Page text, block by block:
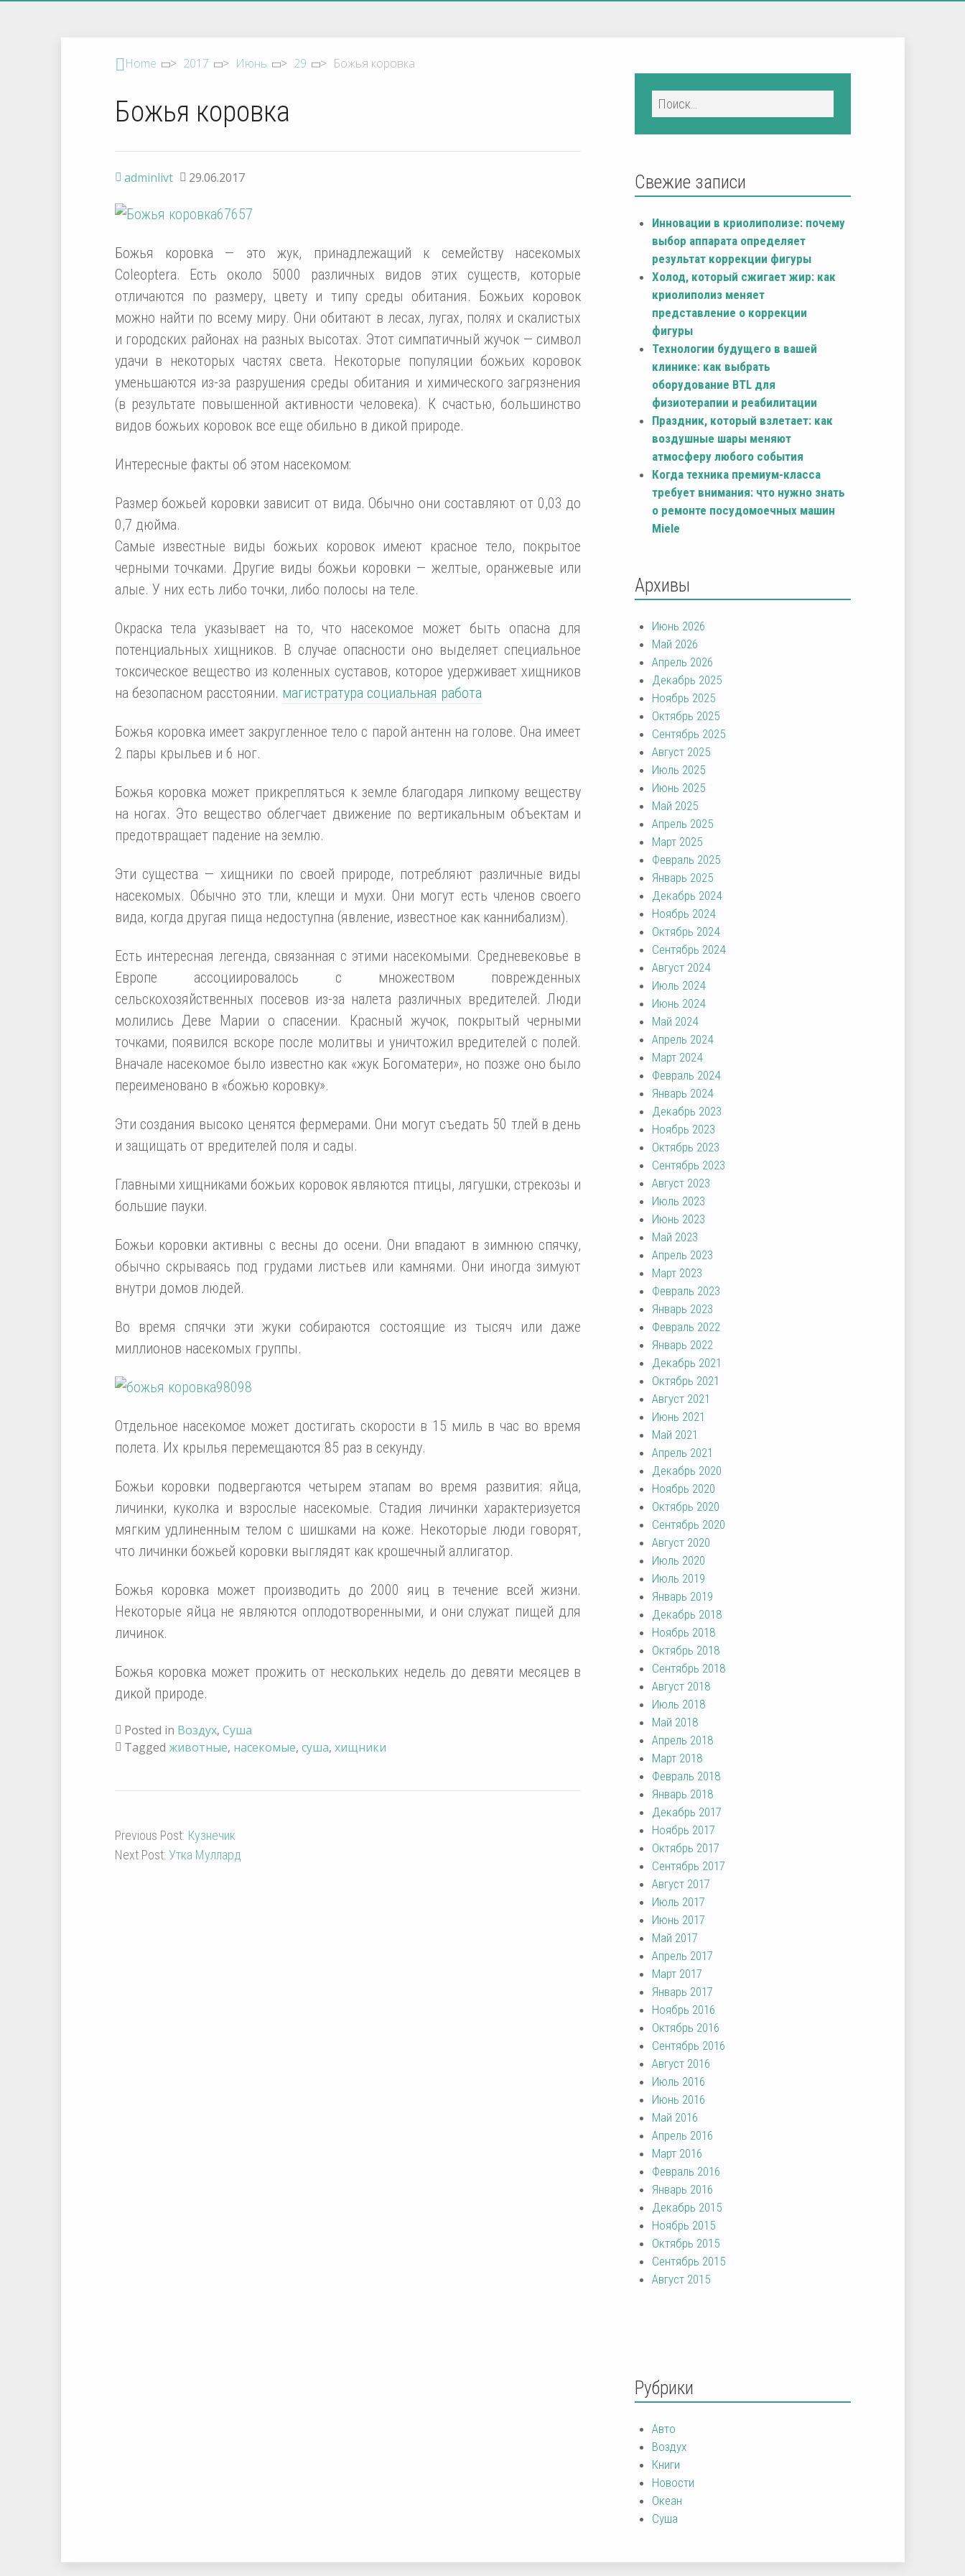
Home > 2017 > Июнь > 29 > Божья коровка
Божья коровка
adminlivt 29.06.2017
Божья коровка — это жук, принадлежащий к семейству насекомых
Coleoptera. Есть около 5000 различных видов этих существ, которые
отличаются по размеру, цвету и типу среды обитания. Божьих коровок
можно найти по всему миру. Они обитают в лесах, лугах, полях и скалистых
и городских районах на разных высотах. Этот симпатичный жучок — символ
удачи в некоторых частях света. Некоторые популяции божьих коровок
уменьшаются из-за разрушения среды обитания и химического загрязнения
(в результате повышенной активности человека). К счастью, большинство
видов божьих коровок все еще обильно в дикой природе.
Интересные факты об этом насекомом:
Размер божьей коровки зависит от вида. Обычно они составляют от 0,03 до
0,7 дюйма.
Самые известные виды божьих коровок имеют красное тело, покрытое
черными точками. Другие виды божьи коровки — желтые, оранжевые или
алые. У них есть либо точки, либо полосы на теле.
Окраска тела указывает на то, что насекомое может быть опасна для
потенциальных хищников. В случае опасности оно выделяет специальное
токсическое вещество из коленных суставов, которое удерживает хищников
на безопасном расстоянии. магистратура социальная работа
Божья коровка имеет закругленное тело с парой антенн на голове. Она имеет
2 пары крыльев и 6 ног.
Божья коровка может прикрепляться к земле благодаря липкому веществу
на ногах. Это вещество облегчает движение по вертикальным объектам и
предотвращает падение на землю.
Эти существа — хищники по своей природе, потребляют различные виды
насекомых. Обычно это тли, клещи и мухи. Они могут есть членов своего
вида, когда другая пища недоступна (явление, известное как каннибализм).
Есть интересная легенда, связанная с этими насекомыми. Средневековье в
Европе ассоциировалось с множеством поврежденных
сельскохозяйственных посевов из-за налета различных вредителей. Люди
молились Деве Марии о спасении. Красный жучок, покрытый черными
точками, появился вскоре после молитвы и уничтожил вредителей с полей.
Вначале насекомое было известно как «жук Богоматери», но позже оно было
переименовано в «божью коровку».
Эти создания высоко ценятся фермерами. Они могут съедать 50 тлей в день
и защищать от вредителей поля и сады.
Главными хищниками божьих коровок являются птицы, лягушки, стрекозы и
большие пауки.
Божьи коровки активны с весны до осени. Они впадают в зимнюю спячку,
обычно скрываясь под грудами листьев или камнями. Они иногда зимуют
внутри домов людей.
Во время спячки эти жуки собираются состоящие из тысяч или даже
миллионов насекомых группы.
Отдельное насекомое может достигать скорости в 15 миль в час во время
полета. Их крылья перемещаются 85 раз в секунду.
Божьи коровки подвергаются четырем этапам во время развития: яйца,
личинки, куколка и взрослые насекомые. Стадия личинки характеризуется
мягким удлиненным телом с шишками на коже. Некоторые люди говорят,
что личинки божьей коровки выглядят как крошечный аллигатор.
Божья коровка может производить до 2000 яиц в течение всей жизни.
Некоторые яйца не являются оплодотворенными, и они служат пищей для
личинок.
Божья коровка может прожить от нескольких недель до девяти месяцев в
дикой природе.
Posted in Воздух, Суша
Tagged животные, насекомые, суша, хищники
Previous Post: Кузнечик
Next Post: Утка Муллард
Свежие записи
Инновации в криолиполизе: почему
выбор аппарата определяет
результат коррекции фигуры
Холод, который сжигает жир: как
криолиполиз меняет
представление о коррекции
фигуры
Технологии будущего в вашей
клинике: как выбрать
оборудование BTL для
физиотерапии и реабилитации
Праздник, который взлетает: как
воздушные шары меняют
атмосферу любого события
Когда техника премиум-класса
требует внимания: что нужно знать
о ремонте посудомоечных машин
Miele
Архивы
Июнь 2026
Май 2026
Апрель 2026
Декабрь 2025
Ноябрь 2025
Октябрь 2025
Сентябрь 2025
Август 2025
Июль 2025
Июнь 2025
Май 2025
Апрель 2025
Март 2025
Февраль 2025
Январь 2025
Декабрь 2024
Ноябрь 2024
Октябрь 2024
Сентябрь 2024
Август 2024
Июль 2024
Июнь 2024
Май 2024
Апрель 2024
Март 2024
Февраль 2024
Январь 2024
Декабрь 2023
Ноябрь 2023
Октябрь 2023
Сентябрь 2023
Август 2023
Июль 2023
Июнь 2023
Май 2023
Апрель 2023
Март 2023
Февраль 2023
Январь 2023
Февраль 2022
Январь 2022
Декабрь 2021
Октябрь 2021
Август 2021
Июнь 2021
Май 2021
Апрель 2021
Декабрь 2020
Ноябрь 2020
Октябрь 2020
Сентябрь 2020
Август 2020
Июль 2020
Июль 2019
Январь 2019
Декабрь 2018
Ноябрь 2018
Октябрь 2018
Сентябрь 2018
Август 2018
Июль 2018
Май 2018
Апрель 2018
Март 2018
Февраль 2018
Январь 2018
Декабрь 2017
Ноябрь 2017
Октябрь 2017
Сентябрь 2017
Август 2017
Июль 2017
Июнь 2017
Май 2017
Апрель 2017
Март 2017
Январь 2017
Ноябрь 2016
Октябрь 2016
Сентябрь 2016
Август 2016
Июль 2016
Июнь 2016
Май 2016
Апрель 2016
Март 2016
Февраль 2016
Январь 2016
Декабрь 2015
Ноябрь 2015
Октябрь 2015
Сентябрь 2015
Август 2015
Рубрики
Авто
Воздух
Книги
Новости
Океан
Суша